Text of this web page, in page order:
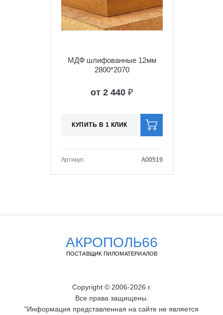
МДФ шлифованные 12мм
2800*2070
от 2 440 ₽
КУПИТЬ В 1 КЛИК
Артикул: A00519
АКРОПОЛЬ66
ПОСТАВЩИК ПИЛОМАТЕРИАЛОВ
Copyright © 2006-2026 г.
Все права защищены.
"Информация представленная на сайте не является